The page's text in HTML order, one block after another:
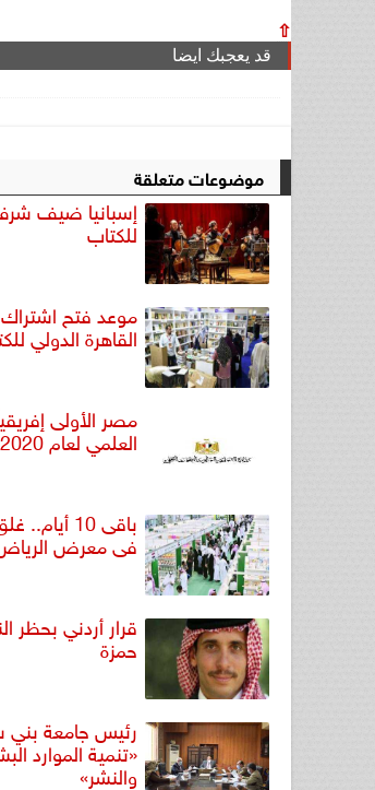
⇧
قد يعجبك ايضا
موضوعات متعلقة
إسبانيا ضيف
للكتاب
موعد فتح
القاهرة الدولي
مصر الأولى
العلمي لعام 2020
باقى 10
فى معرض الرياض
قرار أردني بحظر
حمزة
رئيس جامعة
«تنمية الموارد
والنشر»